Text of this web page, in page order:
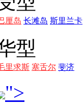
厘岛 长滩岛 斯里兰卡
型
里求斯 塞舌尔 斐济
">